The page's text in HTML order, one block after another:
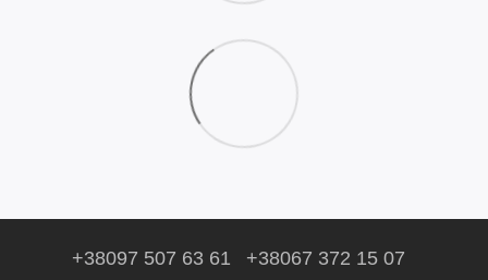
+38097 507 63 61 +38067 372 15 07